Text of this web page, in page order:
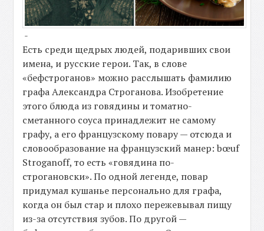
-
Есть среди щедрых людей, подаривших свои
имена, и русские герои. Так, в слове
«бефстроганов» можно расслышать фамилию
графа Александра Строганова. Изобретение
этого блюда из говядины и томатно-
сметанного соуса принадлежит не самому
графу, а его французскому повару — отсюда и
словообразование на французский манер: bœuf
Stroganoff, то есть «говядина по-
строгановски». По одной легенде, повар
придумал кушанье персонально для графа,
когда он был стар и плохо пережевывал пищу
из-за отсутствия зубов. По другой —